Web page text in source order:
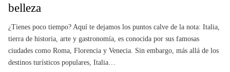
belleza
¿Tienes poco tiempo? Aquí te dejamos los puntos calve de la nota: Italia,
tierra de historia, arte y gastronomía, es conocida por sus famosas
ciudades como Roma, Florencia y Venecia. Sin embargo, más allá de los
destinos turísticos populares, Italia…